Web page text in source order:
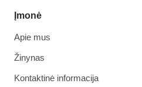
Įmonė
Apie mus
Žinynas
Kontaktinė informacija